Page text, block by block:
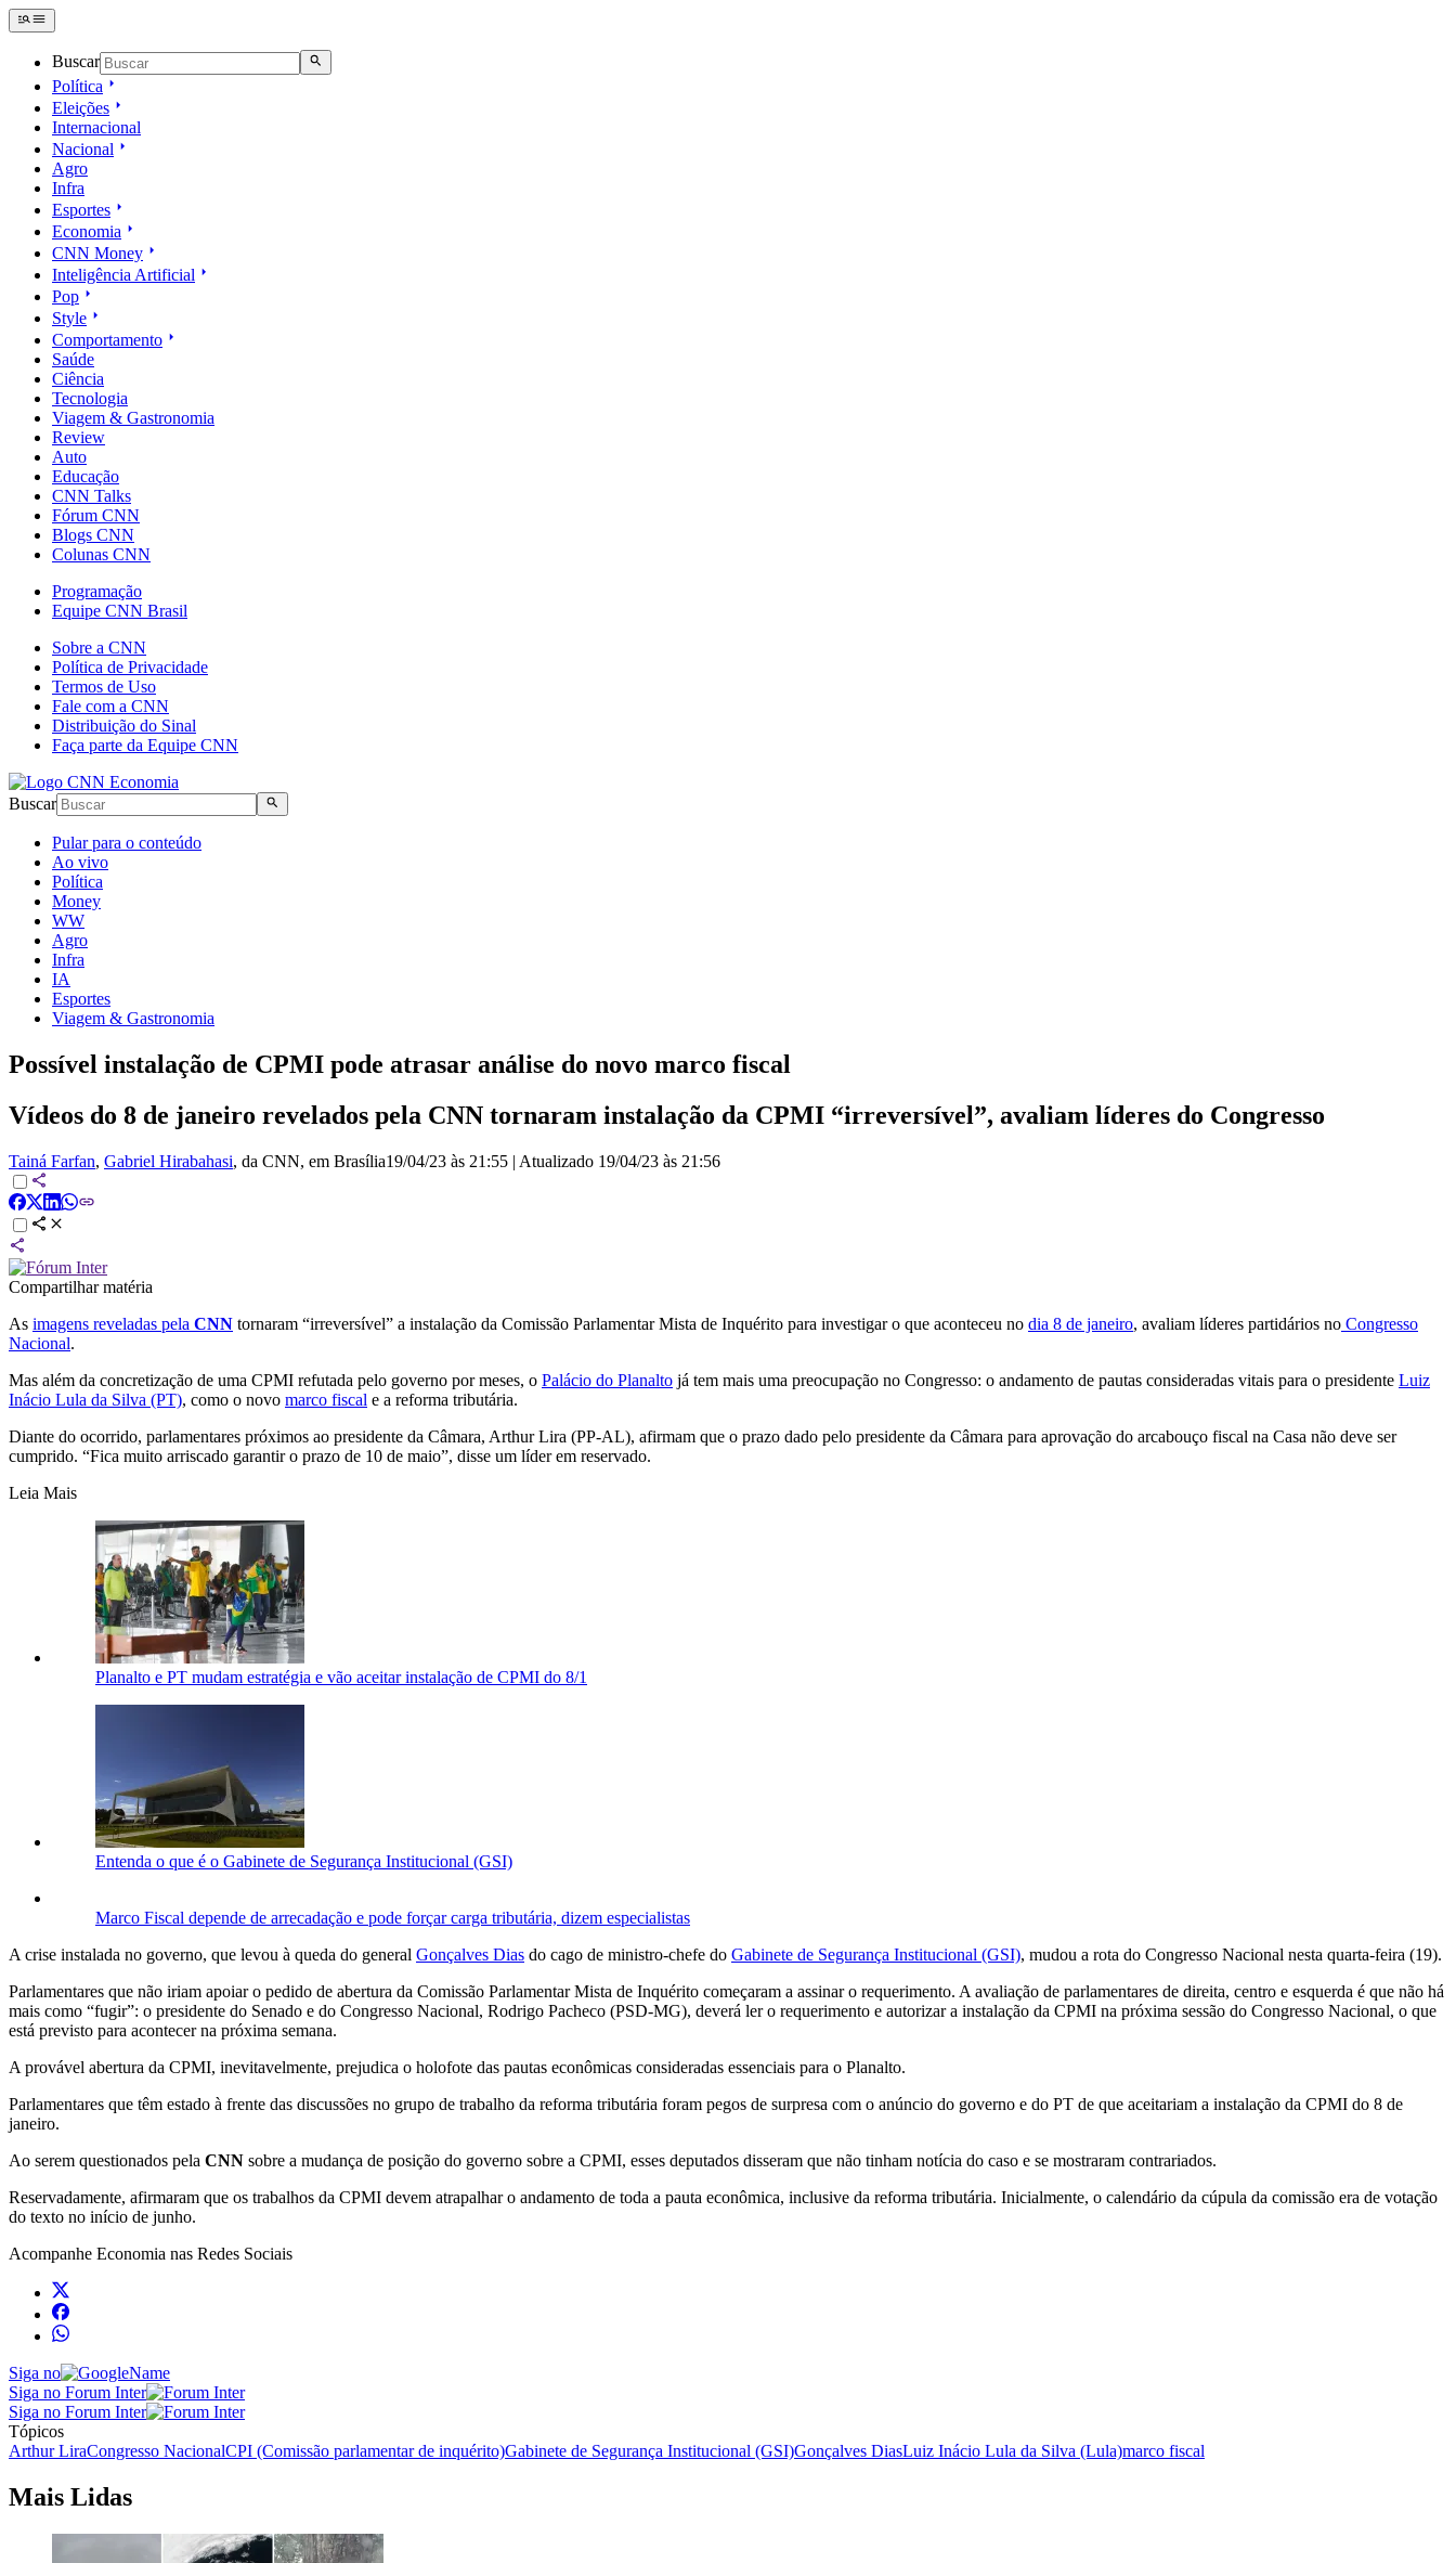
Buscar
Política
Eleições
Internacional
Nacional
Agro
Infra
Esportes
Economia
CNN Money
Inteligência Artificial
Pop
Style
Comportamento
Saúde
Ciência
Tecnologia
Viagem & Gastronomia
Review
Auto
Educação
CNN Talks
Fórum CNN
Blogs CNN
Colunas CNN
Programação
Equipe CNN Brasil
Sobre a CNN
Política de Privacidade
Termos de Uso
Fale com a CNN
Distribuição do Sinal
Faça parte da Equipe CNN
Buscar
Pular para o conteúdo
Ao vivo
Política
Money
WW
Agro
Infra
IA
Esportes
Viagem & Gastronomia
Possível instalação de CPMI pode atrasar análise do novo marco fiscal
Vídeos do 8 de janeiro revelados pela CNN tornaram instalação da CPMI “irreversível”, avaliam líderes do Congresso
Tainá Farfan, Gabriel Hirabahasi, da CNN, em Brasília19/04/23 às 21:55 | Atualizado 19/04/23 às 21:56
Compartilhar matéria
As imagens reveladas pela CNN tornaram “irreversível” a instalação da Comissão Parlamentar Mista de Inquérito para investigar o que aconteceu no dia 8 de janeiro, avaliam líderes partidários no Congresso
Nacional.
Mas além da concretização de uma CPMI refutada pelo governo por meses, o Palácio do Planalto já tem mais uma preocupação no Congresso: o andamento de pautas consideradas vitais para o presidente Luiz
Inácio Lula da Silva (PT), como o novo marco fiscal e a reforma tributária.
Diante do ocorrido, parlamentares próximos ao presidente da Câmara, Arthur Lira (PP-AL), afirmam que o prazo dado pelo presidente da Câmara para aprovação do arcabouço fiscal na Casa não deve ser
cumprido. “Fica muito arriscado garantir o prazo de 10 de maio”, disse um líder em reservado.
Leia Mais
Planalto e PT mudam estratégia e vão aceitar instalação de CPMI do 8/1
Entenda o que é o Gabinete de Segurança Institucional (GSI)
Marco Fiscal depende de arrecadação e pode forçar carga tributária, dizem especialistas
A crise instalada no governo, que levou à queda do general Gonçalves Dias do cago de ministro-chefe do Gabinete de Segurança Institucional (GSI), mudou a rota do Congresso Nacional nesta quarta-feira (19).
Parlamentares que não iriam apoiar o pedido de abertura da Comissão Parlamentar Mista de Inquérito começaram a assinar o requerimento. A avaliação de parlamentares de direita, centro e esquerda é que não há
mais como “fugir”: o presidente do Senado e do Congresso Nacional, Rodrigo Pacheco (PSD-MG), deverá ler o requerimento e autorizar a instalação da CPMI na próxima sessão do Congresso Nacional, o que
está previsto para acontecer na próxima semana.
A provável abertura da CPMI, inevitavelmente, prejudica o holofote das pautas econômicas consideradas essenciais para o Planalto.
Parlamentares que têm estado à frente das discussões no grupo de trabalho da reforma tributária foram pegos de surpresa com o anúncio do governo e do PT de que aceitariam a instalação da CPMI do 8 de
janeiro.
Ao serem questionados pela CNN sobre a mudança de posição do governo sobre a CPMI, esses deputados disseram que não tinham notícia do caso e se mostraram contrariados.
Reservadamente, afirmaram que os trabalhos da CPMI devem atrapalhar o andamento de toda a pauta econômica, inclusive da reforma tributária. Inicialmente, o calendário da cúpula da comissão era de votação
do texto no início de junho.
Acompanhe Economia nas Redes Sociais
Siga no
Siga no Forum Inter
Siga no Forum Inter
Tópicos
Arthur LiraCongresso NacionalCPI (Comissão parlamentar de inquérito)Gabinete de Segurança Institucional (GSI)Gonçalves DiasLuiz Inácio Lula da Silva (Lula)marco fiscal
Mais Lidas